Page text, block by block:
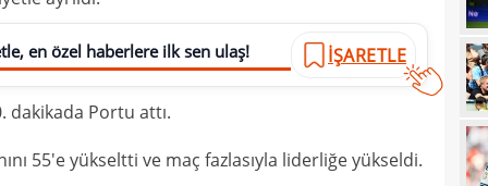
en özel haberlere ilk sen ulaş! İŞARETLE
dakikada Portu attı.
55'e yükseltti ve maç fazlasıyla liderliğe yükseldi.